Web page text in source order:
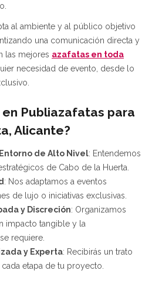
al ambiente y al público objetivo
una comunicación directa y
las mejores azafatas en toda
necesidad de evento, desde lo
en Publiazafatas para
Alicante?
de Alto Nivel: Entendemos
de Cabo de la Huerta.
: Nos adaptamos a eventos
de lujo o iniciativas exclusivas.
y Discreción: Organizamos
impacto tangible y la
requiere.
y Experta: Recibirás un trato
etapa de tu proyecto.